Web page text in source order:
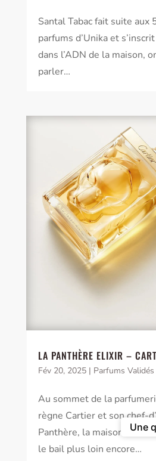
Santal Tabac fait suite aux
parfums d’Unika et
dans l’ADN de la maison,
parler…
LA PANTHÈRE ELIXIR –
Fév 20, 2025| Parfums Validés
Au sommet de la
règne Cartier et son chef-
Panthère, la maison a tout
le bail plus loin encore…
Une